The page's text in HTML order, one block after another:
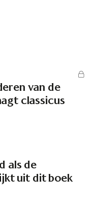
van de
classicus
als de
uit dit boek